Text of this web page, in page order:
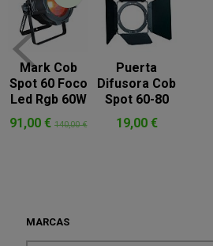
MARCAS
Mark Cob
Spot 60 Foco
Led Rgb 60W
91,00 € 140,00 €
Puerta
Difusora Cob
Spot 60-80
19,00 €